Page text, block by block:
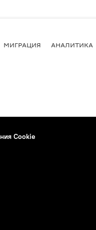
МИГРАЦИЯ АНАЛИТИКА
Cookie